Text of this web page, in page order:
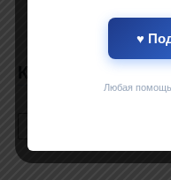
КАТЕГОРИИ
♥
Любая